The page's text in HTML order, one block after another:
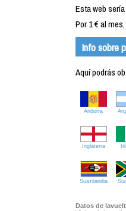
Esta web
Por 1 € al
Info sobre
Aquí podrás
Andorra
Inglaterra
Suazilandia
Datos de